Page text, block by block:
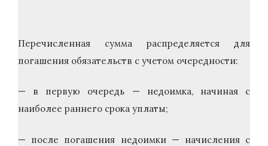
Перечисленная сумма распределяется для
погашения обязательств с учетом очередности:
— в первую очередь — недоимка, начиная с
наиболее раннего срока уплаты;
— после погашения недоимки — начисления с